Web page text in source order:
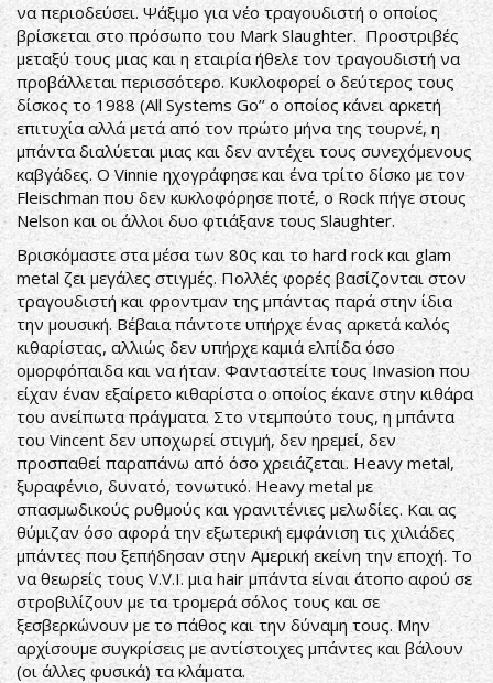
να περιοδεύσει. Ψάξιμο για νέο τραγουδιστή ο οποίος
βρίσκεται στο πρόσωπο του Mark Slaughter. Προστριβές
μεταξύ τους μιας και η εταιρία ήθελε τον τραγουδιστή να
προβάλλεται περισσότερο. Κυκλοφορεί ο δεύτερος τους
δίσκος το 1988 (All Systems Go’’ ο οποίος κάνει αρκετή
επιτυχία αλλά μετά από τον πρώτο μήνα της τουρνέ, η
μπάντα διαλύεται μιας και δεν αντέχει τους συνεχόμενους
καβγάδες. Ο Vinnie ηχογράφησε και ένα τρίτο δίσκο με τον
Fleischman που δεν κυκλοφόρησε ποτέ, ο Rock πήγε στους
Nelson και οι άλλοι δυο φτιάξανε τους Slaughter.
Βρισκόμαστε στα μέσα των 80ς και το hard rock και glam
metal ζει μεγάλες στιγμές. Πολλές φορές βασίζονται στον
τραγουδιστή και φροντμαν της μπάντας παρά στην ίδια
την μουσική. Βέβαια πάντοτε υπήρχε ένας αρκετά καλός
κιθαρίστας, αλλιώς δεν υπήρχε καμιά ελπίδα όσο
ομορφόπαιδα και να ήταν. Φανταστείτε τους Invasion που
είχαν έναν εξαίρετο κιθαρίστα ο οποίος έκανε στην κιθάρα
του ανείπωτα πράγματα. Στο ντεμπούτο τους, η μπάντα
του Vincent δεν υποχωρεί στιγμή, δεν ηρεμεί, δεν
προσπαθεί παραπάνω από όσο χρειάζεται. Heavy metal,
ξυραφένιο, δυνατό, τονωτικό. Heavy metal με
σπασμωδικούς ρυθμούς και γρανιτένιες μελωδίες. Και ας
θύμιζαν όσο αφορά την εξωτερική εμφάνιση τις χιλιάδες
μπάντες που ξεπήδησαν στην Αμερική εκείνη την εποχή. Το
να θεωρείς τους V.V.I. μια hair μπάντα είναι άτοπο αφού σε
στροβιλίζουν με τα τρομερά σόλος τους και σε
ξεσβερκώνουν με το πάθος και την δύναμη τους. Μην
αρχίσουμε συγκρίσεις με αντίστοιχες μπάντες και βάλουν
(οι άλλες φυσικά) τα κλάματα.